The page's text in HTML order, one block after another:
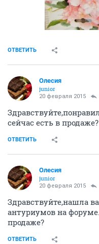
ОТВЕТИТЬ
Олесия
junior
20 февраля 2015
сейчас есть в продаже?
ОТВЕТИТЬ
Олесия
junior
20 февраля 2015
Здравствуйте,нашла
антуриумов на
продаже?
ОТВЕТИТЬ